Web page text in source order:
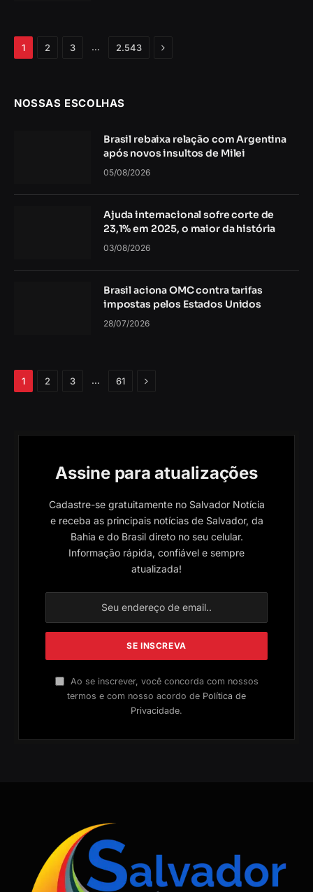
1 2 3 … 2.543 Próximo
NOSSAS ESCOLHAS
Brasil rebaixa relação com Argentina
após novos insultos de Milei
05/08/2026
Ajuda internacional sofre corte de
23,1% em 2025, o maior da história
03/08/2026
Brasil aciona OMC contra tarifas
impostas pelos Estados Unidos
28/07/2026
1 2 3 … 61 Próximo
Assine para atualizações
Cadastre-se gratuitamente no Salvador Notícia
e receba as principais notícias de Salvador, da
Bahia e do Brasil direto no seu celular.
Informação rápida, confiável e sempre
atualizada!
Ao se inscrever, você concorda com nossos
termos e com nosso acordo de Política de
Privacidade.